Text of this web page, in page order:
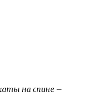
на спине –